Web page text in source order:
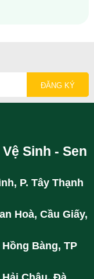
Sinh - Sen
P. Tây Thạnh
Hoà, Cầu Giấy,
Bàng, TP